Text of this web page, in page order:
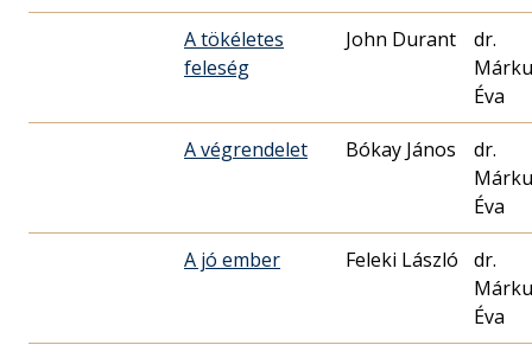
A tökéletes
feleség
John Durant
dr.
Éva
A végrendelet Bókay János
dr.
Éva
A jó ember Feleki László
dr.
Éva